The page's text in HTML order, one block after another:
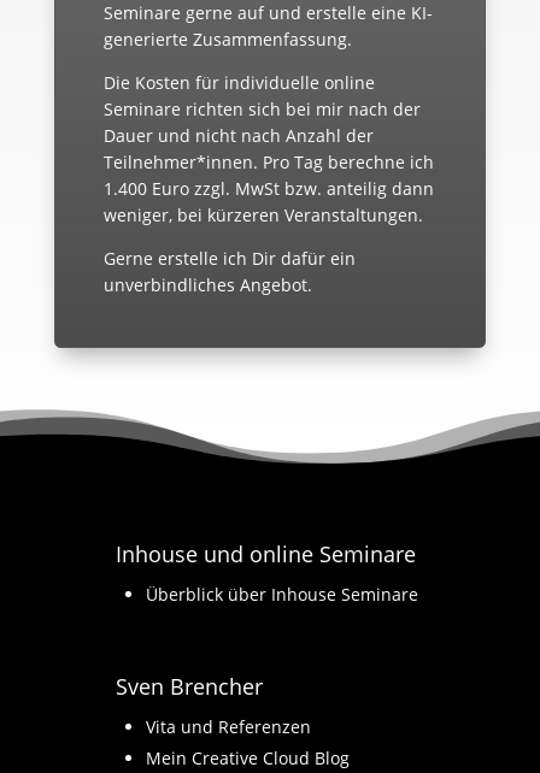
Seminare gerne auf und erstelle eine KI-
generierte Zusammenfassung.
Die Kosten für individuelle online
Seminare richten sich bei mir nach der
Dauer und nicht nach Anzahl der
Teilnehmer*innen. Pro Tag berechne ich
1.400 Euro zzgl. MwSt bzw. anteilig dann
weniger, bei kürzeren Veranstaltungen.
Gerne erstelle ich Dir dafür ein
unverbindliches Angebot.
Inhouse und online Seminare
Überblick über Inhouse Seminare
Sven Brencher
Vita und Referenzen
Mein Creative Cloud Blog